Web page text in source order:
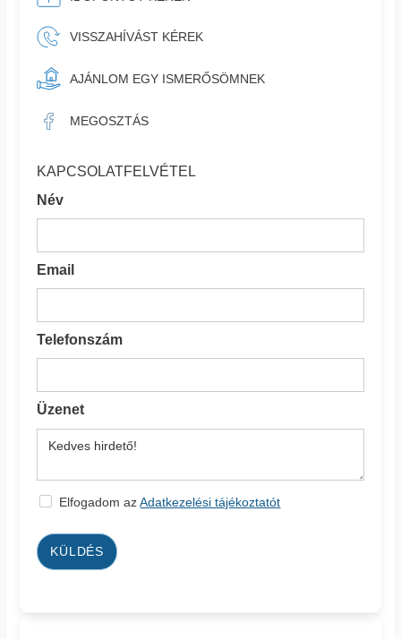
VISSZAHÍVÁST KÉREK
AJÁNLOM EGY ISMERŐSÖMNEK
MEGOSZTÁS
KAPCSOLATFELVÉTEL
Név
Email
Telefonszám
Üzenet
Elfogadom azAdatkezelési tájékoztatót
KÜLDÉS